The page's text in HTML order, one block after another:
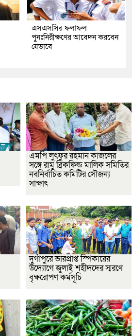
এসএসসির ফলাফল
পুনঃনিরীক্ষণের আবেদন করবেন
যেভাবে
এমপি লুৎফুর রহমান কাজলের
সঙ্গে রামু ব্রিকফিল্ড মালিক সমিতির
নবনির্বাচিত কমিটির সৌজন্য
সাক্ষাৎ
দুর্গাপুরে ভারপ্রাপ্ত স্পিকারের
উদ্যোগে জুলাই শহীদদের স্মরণে
বৃক্ষরোপণ কর্মসূচি